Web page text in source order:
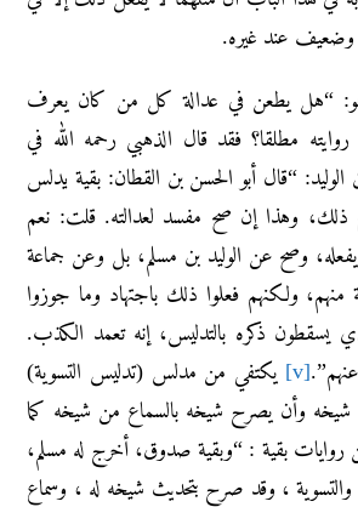
عند غيره.
“هل يطعن في عدالة كل من كان يعرف
روايته مطلقا؟ فقد قال الذهبي رحمه الله في
الوليد: “قال أبو الحسن بن القطان: بقية يدلس
ذلك، وهذا إن صح مفسد لعدالته. قلت: نعم
يفعله، وصح عن الوليد بن مسلم، بل وعن جماعة
منهم، ولكنهم فعلوا ذلك باجتهاد وما جوزوا
ذكره بالتدليس، إنه تعمد الكذب.
[v]
يكتفي من مدلس (تدليس التسوية)
شيخه وأن يصرح شيخه بالسماع من شيخه كما
روايات بقية : “وبقية صدوق، أخرج له مسلم،
والتسوية ، وقد صرح بتحديث شيخه له ، وسماع